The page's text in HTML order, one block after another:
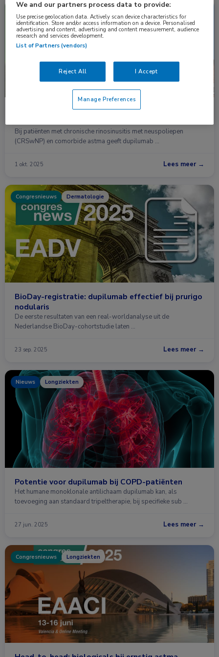
Dupilumab superieur aan omalizumab bij CRSwNP
Bij patiënten met chronische rinosinusitis met neuspoliepen
(CRSwNP) en comorbide astma geeft dupilumab …
1 okt. 2025 Lees meer →
Congresnieuws Dermatologie
BioDay-registratie: dupilumab effectief bij prurigo
nodularis
De eerste resultaten van een real-worldanalyse uit de
Nederlandse BioDay-cohortstudie laten …
23 sep. 2025 Lees meer →
Nieuws Longziekten
Potentie voor dupilumab bij COPD-patiënten
Het humane monoklonale antilichaam dupilumab kan, als
toevoeging aan standaard tripeltherapie, bij specifieke sub …
27 jun. 2025 Lees meer →
Congresnieuws Longziekten
We and our partners process data to provide:
Use precise geolocation data. Actively scan device characteristics for
identification. Store and/or access information on a device. Personalised
advertising and content, advertising and content measurement, audience
research and services development.
List of Partners (vendors)
Reject All I Accept
Manage Preferences